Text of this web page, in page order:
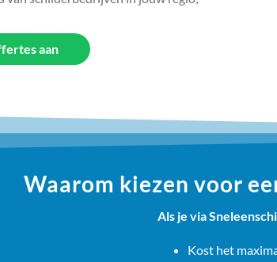
aan
Waarom kiezen voor
Als je via
Kost het